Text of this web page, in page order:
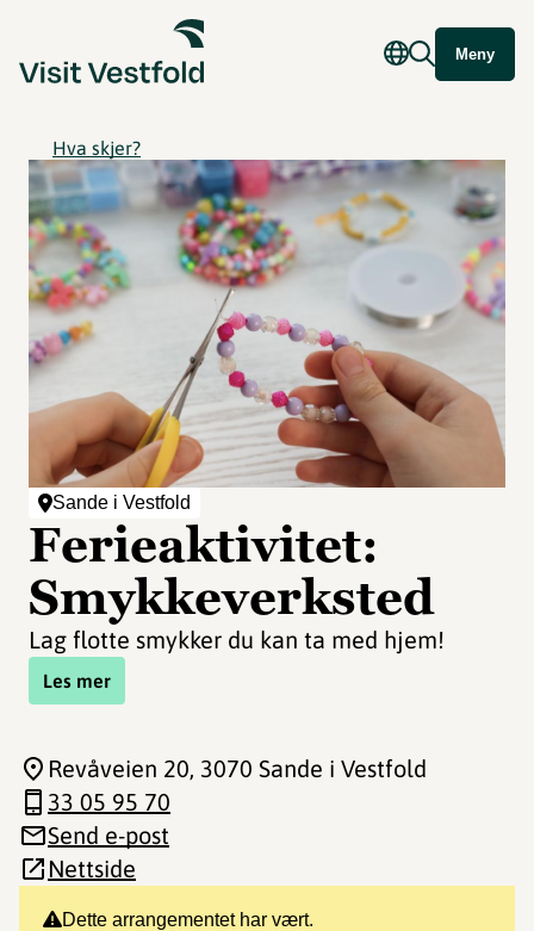
Meny
Hva skjer?
Sande i Vestfold
Ferieaktivitet:
Smykkeverksted
Lag flotte smykker du kan ta med hjem!
Les mer
Dette arrangementet har vært.
Revåveien 20, 3070 Sande i Vestfold
33 05 95 70
Send e-post
Nettside